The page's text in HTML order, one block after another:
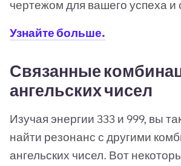
чертежом для вашего успеха и
Узнайте больше.
Связанные
ангельских чисел
Изучая энергии 333 и 999, вы
найти резонанс с другими
ангельских чисел. Вот